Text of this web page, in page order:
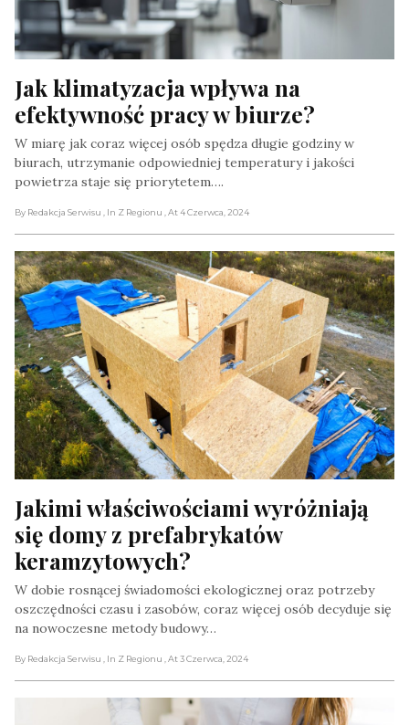
Jak klimatyzacja wpływa na
efektywność pracy w biurze?
W miarę jak coraz więcej osób spędza długie godziny w
biurach, utrzymanie odpowiedniej temperatury i jakości
powietrza staje się priorytetem….
By Redakcja Serwisu , In Z Regionu , At 4 Czerwca, 2024
Jakimi właściwościami wyróżniają
się domy z prefabrykatów
keramzytowych?
W dobie rosnącej świadomości ekologicznej oraz potrzeby
oszczędności czasu i zasobów, coraz więcej osób decyduje się
na nowoczesne metody budowy…
By Redakcja Serwisu , In Z Regionu , At 3 Czerwca, 2024